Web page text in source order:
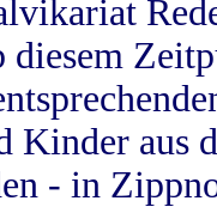
Kinder aus
- in